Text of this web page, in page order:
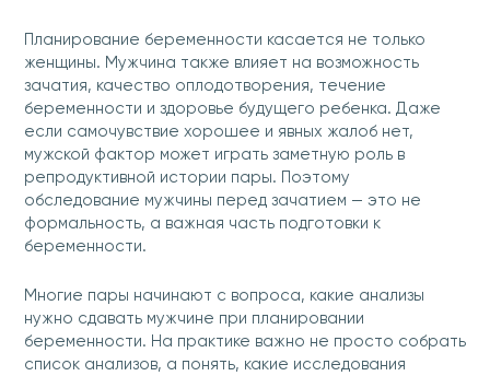
Планирование беременности касается не только
женщины. Мужчина также влияет на возможность
зачатия, качество оплодотворения, течение
беременности и здоровье будущего ребенка. Даже
если самочувствие хорошее и явных жалоб нет,
мужской фактор может играть заметную роль в
репродуктивной истории пары. Поэтому
обследование мужчины перед зачатием — это не
формальность, а важная часть подготовки к
беременности.
Многие пары начинают с вопроса, какие анализы
нужно сдавать мужчине при планировании
беременности. На практике важно не просто собрать
список анализов, а понять, какие исследования